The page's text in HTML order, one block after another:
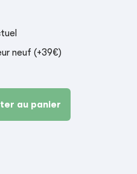
neuf (+39€)
au panier